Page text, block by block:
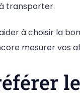
transporter.
à choisir la
mesurer vos